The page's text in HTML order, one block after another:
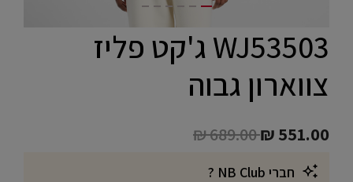
WJ53503 ג'קט פליז
צווארון גבוה
Price reduced from
₪ 689.00to
₪ 551.00
חברי NB Club ?